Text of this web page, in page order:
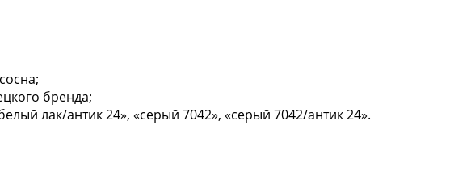
бренда;
лак/антик 24», «серый 7042», «серый 7042/антик 24».